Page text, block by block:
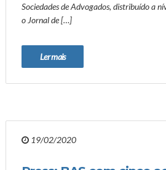
Sociedades de Advogados, distribuído a
o Jornal de […]
Ler mais
19/02/2020